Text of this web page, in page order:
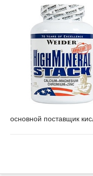
основной поставщик